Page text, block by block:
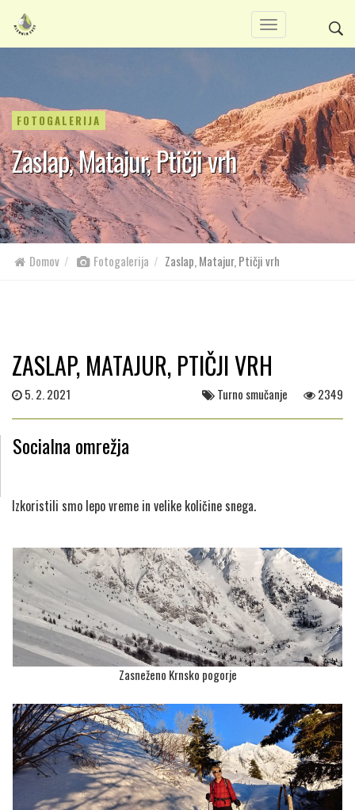
FOTOGALERIJA
Zaslap, Matajur, Ptičji vrh
Domov Fotogalerija Zaslap, Matajur, Ptičji vrh
ZASLAP, MATAJUR, PTIČJI VRH
5. 2. 2021 Turno smučanje 2349
Socialna omrežja
Izkoristili smo lepo vreme in velike količine snega.
Zasneženo Krnsko pogorje